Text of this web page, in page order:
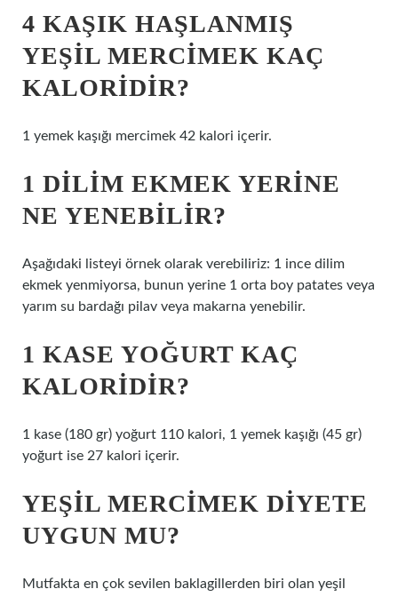
4 KAŞIK HAŞLANMIŞ
YEŞIL MERCIMEK KAÇ
KALORIDIR?
1 yemek kaşığı mercimek 42 kalori içerir.
1 DILIM EKMEK YERINE
NE YENEBILIR?
Aşağıdaki listeyi örnek olarak verebiliriz: 1 ince dilim
ekmek yenmiyorsa, bunun yerine 1 orta boy patates veya
yarım su bardağı pilav veya makarna yenebilir.
1 KASE YOĞURT KAÇ
KALORIDIR?
1 kase (180 gr) yoğurt 110 kalori, 1 yemek kaşığı (45 gr)
yoğurt ise 27 kalori içerir.
YEŞIL MERCIMEK DIYETE
UYGUN MU?
Mutfakta en çok sevilen baklagillerden biri olan yeşil